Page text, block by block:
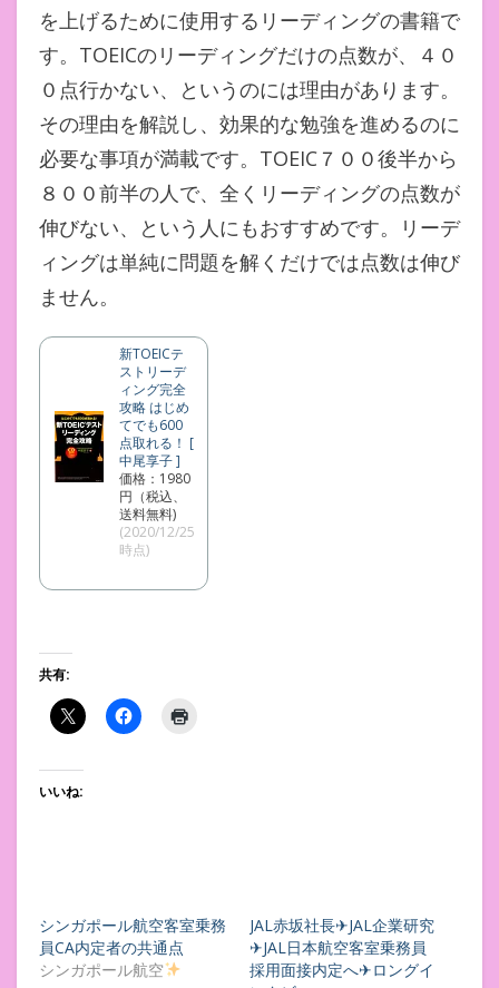
を上げるために使用するリーディングの書籍で
す。TOEICのリーディングだけの点数が、４０
０点行かない、というのには理由があります。
その理由を解説し、効果的な勉強を進めるのに
必要な事項が満載です。TOEIC７００後半から
８００前半の人で、全くリーディングの点数が
伸びない、という人にもおすすめです。リーデ
ィングは単純に問題を解くだけでは点数は伸び
ません。
新TOEICテ
ストリーデ
ィング完全
攻略 はじめ
てでも600
点取れる！ [
中尾享子 ]
価格：1980
円（税込、
送料無料)
(2020/12/25
時点)
共有:
いいね:
シンガポール航空客室乗務
員CA内定者の共通点
シンガポール航空
JAL赤坂社長✈JAL企業研究
✈JAL日本航空客室乗務員
採用面接内定へ✈ロングイ